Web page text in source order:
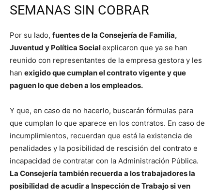
SEMANAS SIN COBRAR
Por su lado, fuentes de la Consejería de Familia,
Juventud y Política Socialexplicaron que ya se han
reunido con representantes de la empresa gestora y les
han exigido que cumplan el contrato vigente y que
paguen lo que deben a los empleados.
Y que, en caso de no hacerlo, buscarán fórmulas para
que cumplan lo que aparece en los contratos. En caso de
incumplimientos, recuerdan que está la existencia de
penalidades y la posibilidad de rescisión del contrato e
incapacidad de contratar con la Administración Pública.
La Consejería también recuerda a los trabajadores la
posibilidad de acudir a Inspección de Trabajo si ven